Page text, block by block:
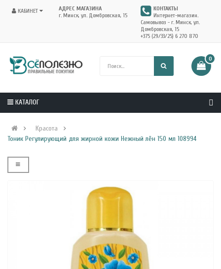
КАБИНЕТ
АДРЕС МАГАЗИНА
г. Минск, ул. Домбровская, 15
КОНТАКТЫ
Интернет-магазин.
Самовывоз - г. Минск, ул.
Домбровская, 15
+375 (29/33/25) 6 270 870
0
КАТАЛОГ
Красота
Тоник Регулирующий для жирной кожи Нежный лён 150 мл 108994